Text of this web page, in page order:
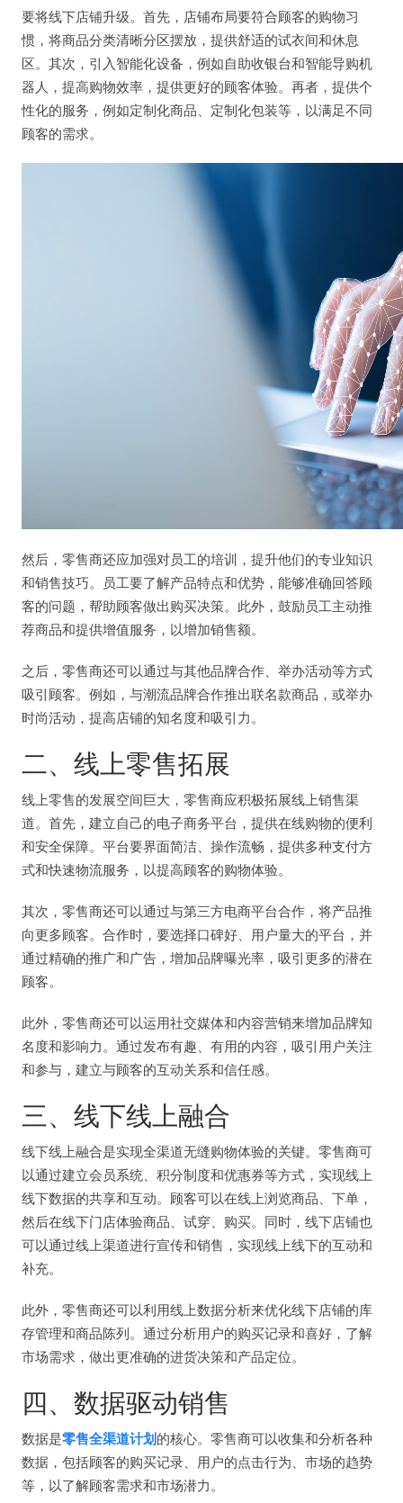
要将线下店铺升级。首先，店铺布局要符合顾客的购物习
惯，将商品分类清晰分区摆放，提供舒适的试衣间和休息
区。其次，引入智能化设备，例如自助收银台和智能导购机
器人，提高购物效率，提供更好的顾客体验。再者，提供个
性化的服务，例如定制化商品、定制化包装等，以满足不同
顾客的需求。
然后，零售商还应加强对员工的培训，提升他们的专业知识
和销售技巧。员工要了解产品特点和优势，能够准确回答顾
客的问题，帮助顾客做出购买决策。此外，鼓励员工主动推
荐商品和提供增值服务，以增加销售额。
之后，零售商还可以通过与其他品牌合作、举办活动等方式
吸引顾客。例如，与潮流品牌合作推出联名款商品，或举办
时尚活动，提高店铺的知名度和吸引力。
二、线上零售拓展
线上零售的发展空间巨大，零售商应积极拓展线上销售渠
道。首先，建立自己的电子商务平台，提供在线购物的便利
和安全保障。平台要界面简洁、操作流畅，提供多种支付方
式和快速物流服务，以提高顾客的购物体验。
其次，零售商还可以通过与第三方电商平台合作，将产品推
向更多顾客。合作时，要选择口碑好、用户量大的平台，并
通过精确的推广和广告，增加品牌曝光率，吸引更多的潜在
顾客。
此外，零售商还可以运用社交媒体和内容营销来增加品牌知
名度和影响力。通过发布有趣、有用的内容，吸引用户关注
和参与，建立与顾客的互动关系和信任感。
三、线下线上融合
线下线上融合是实现全渠道无缝购物体验的关键。零售商可
以通过建立会员系统、积分制度和优惠券等方式，实现线上
线下数据的共享和互动。顾客可以在线上浏览商品、下单，
然后在线下门店体验商品、试穿、购买。同时，线下店铺也
可以通过线上渠道进行宣传和销售，实现线上线下的互动和
补充。
此外，零售商还可以利用线上数据分析来优化线下店铺的库
存管理和商品陈列。通过分析用户的购买记录和喜好，了解
市场需求，做出更准确的进货决策和产品定位。
四、数据驱动销售
数据是零售全渠道计划的核心。零售商可以收集和分析各种
数据，包括顾客的购买记录、用户的点击行为、市场的趋势
等，以了解顾客需求和市场潜力。